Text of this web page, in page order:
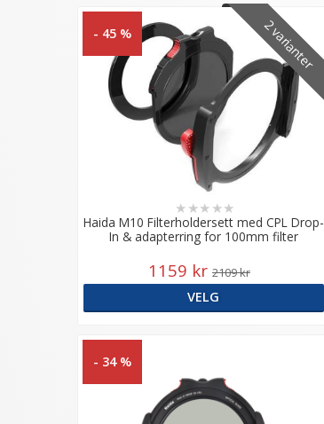
2 varianter
- 45 %
Haida M10 Filterholdersett med CPL Drop-
In & adapterring for 100mm filter
★ ★★ ★★
1159 kr 2109 kr
VELG
- 34 %